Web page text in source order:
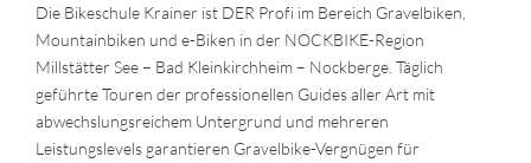
Die Bikeschule Krainer ist DER Profi im Bereich Gravelbiken,
Mountainbiken und e-Biken in der NOCKBIKE-Region
Millstätter See – Bad Kleinkirchheim – Nockberge. Täglich
geführte Touren der professionellen Guides aller Art mit
abwechslungsreichem Untergrund und mehreren
Leistungslevels garantieren Gravelbike-Vergnügen für